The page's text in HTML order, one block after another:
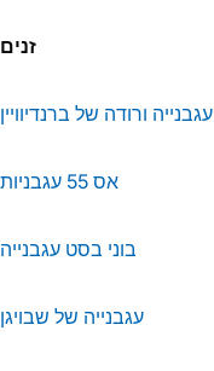
זנים
עגבנייה ורודה של ברנדיוויין
אס 55 עגבניות
בוני בסט עגבנייה
עגבנייה של שבויגן